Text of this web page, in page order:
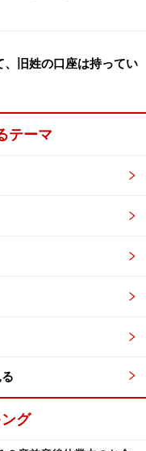
旧姓の口座は持ってい
テーマ
グ